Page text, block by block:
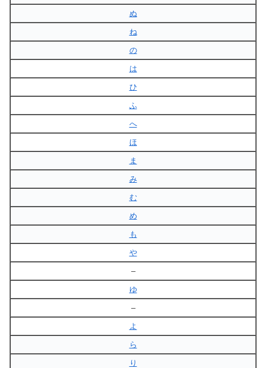
ぬ
ね
の
は
ひ
ふ
へ
ほ
ま
み
む
め
も
や
–
ゆ
–
よ
ら
り